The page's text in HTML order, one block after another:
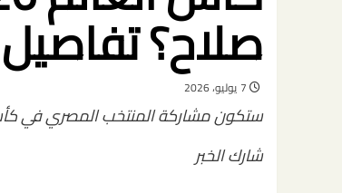
صلاح؟ تفاصيل
7 يوليو، 2026
ستكون مشاركة المنتخب المصري في كأس العالم لكرة القدم 2026
شارك الخبر